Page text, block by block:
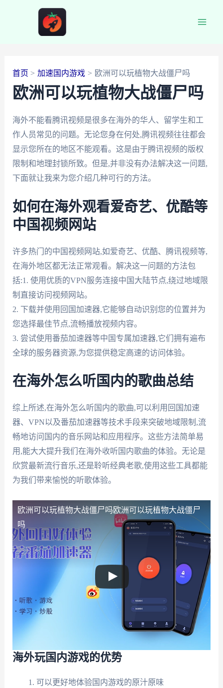
首页 加速国内游戏 欧洲可以玩植物大战僵尸吗
欧洲可以玩植物大战僵尸吗
海外不能看腾讯视频是很多在海外的华人、留学生和工
作人员常见的问题。无论您身在何处,腾讯视频往往都会
显示您所在的地区不能观看。这是由于腾讯视频的版权
限制和地理封锁所致。但是,并非没有办法解决这一问题,
下面就让我来为您介绍几种可行的方法。
如何在海外观看爱奇艺、优酷等
中国视频网站
许多热门的中国视频网站,如爱奇艺、优酷、腾讯视频等,
在海外地区都无法正常观看。解决这一问题的方法包
括:1. 使用优质的VPN服务连接中国大陆节点,绕过地域限
制直接访问视频网站。
2. 下载并使用回国加速器,它能够自动识别您的位置并为
您选择最佳节点,流畅播放视频内容。
3. 尝试使用番茄加速器等中国专属加速器,它们拥有遍布
全球的服务器资源,为您提供稳定高速的访问体验。
在海外怎么听国内的歌曲总结
综上所述,在海外怎么听国内的歌曲,可以利用回国加速
器、VPN以及番茄加速器等技术手段来突破地域限制,流
畅地访问国内的音乐网站和应用程序。这些方法简单易
用,能大大提升我们在海外收听国内歌曲的体验。无论是
欣赏最新流行音乐,还是聆听经典老歌,使用这些工具都能
为我们带来愉悦的听歌体验。
欧洲可以玩植物大战僵尸吗欧洲可以玩植物大战僵尸
吗
海外玩国内游戏的优势
可以更好地体验国内游戏的原汁原味